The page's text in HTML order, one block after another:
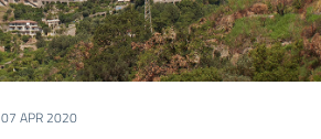
07 APR 2020